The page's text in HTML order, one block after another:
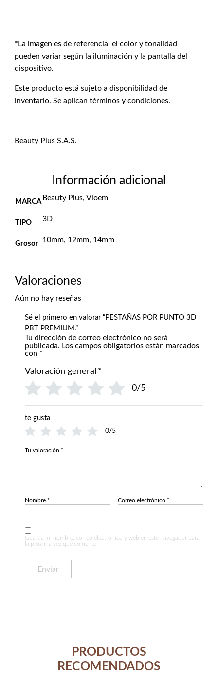
*La imagen es de referencia; el color y tonalidad
pueden variar según la iluminación y la pantalla del
dispositivo.
Este producto está sujeto a disponibilidad de
inventario. Se aplican términos y condiciones.
Beauty Plus S.A.S.
Información adicional
MARCA Beauty Plus, Vioemi
TIPO 3D
Grosor 10mm, 12mm, 14mm
Valoraciones
Aún no hay reseñas
Sé el primero en valorar “PESTAÑAS POR PUNTO 3D
PBT PREMIUM.”
Tu dirección de correo electrónico no será
publicada. Los campos obligatorios están marcados
con *
Valoración general *
0/5
te gusta
0/5
Tu valoración *
Nombre * Correo electrónico *
Guarda mi nombre, correo electrónico y web en este navegador para
la próxima vez que comente.
PRODUCTOS
RECOMENDADOS